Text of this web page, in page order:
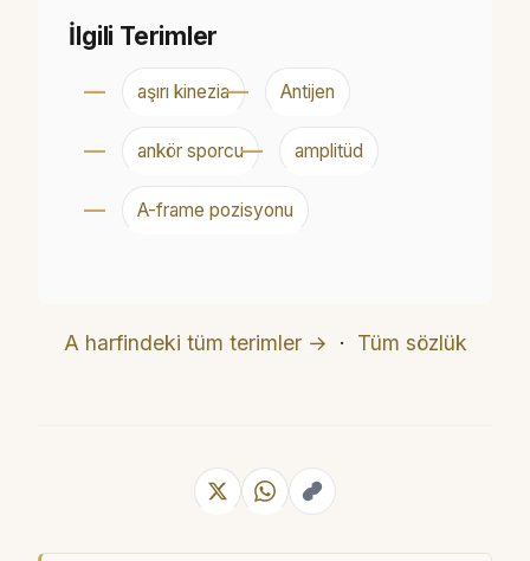
İlgili Terimler
aşırı kinezia Antijen
ankör sporcu amplitüd
A-frame pozisyonu
A harfindeki tüm terimler → · Tüm sözlük